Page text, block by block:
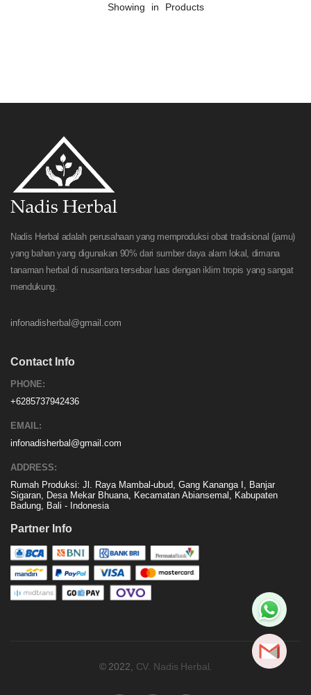
Showing in Products
Nadis Herbal adalah perusahaan yang memproduksi obat tradisional (jamu)
yang bahan yang digunakan 90% dari sumber daya alam lokal, dimana
tanaman herbal di nusantara tersebar luas dengan iklim tropis yang sangat
mendukung.
infonadisherbal@gmail.com
Contact Info
PHONE:
+6285737942436
EMAIL:
infonadisherbal@gmail.com
ADDRESS:
Rumah Produksi: Jl. Raya Mambal-ubud, Gang Kananga I, Banjar
Sigaran, Desa Mekar Bhuana, Kecamatan Abiansemal, Kabupaten
Badung, Bali - Indonesia
Partner Info
© 2022, CV. Nadis Herbal.